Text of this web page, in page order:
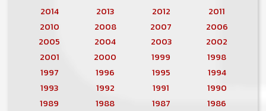
2014 2013 2012
2011
2010
2008 2007
2006
2005
2004 2003
2002
2001
2000 1999
1998
1997
1996 1995
1994
1993
1992 1991
1990
1989
1988 1987
1986